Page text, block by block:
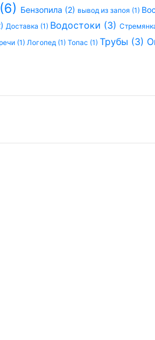
Бензопила (2) вывод из запоя (1)
Доставка (1) Водостоки (3)
(1) Логопед (1) Топас (1) Трубы (3)